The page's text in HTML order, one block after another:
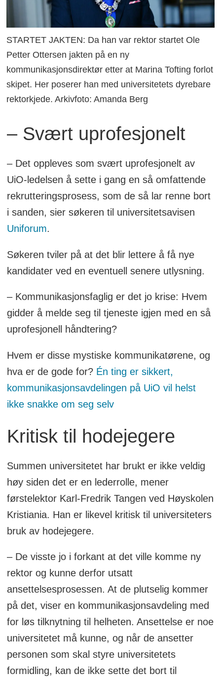
STARTET JAKTEN: Da han var rektor startet Ole
Petter Ottersen jakten på en ny
kommunikasjonsdirektør etter at Marina Tofting forlot
skipet. Her poserer han med universitetets dyrebare
rektorkjede. Arkivfoto: Amanda Berg
– Svært uprofesjonelt
– Det oppleves som svært uprofesjonelt av
UiO-ledelsen å sette i gang en så omfattende
rekrutteringsprosess, som de så lar renne bort
i sanden, sier søkeren til universitetsavisen
Uniforum.
Søkeren tviler på at det blir lettere å få nye
kandidater ved en eventuell senere utlysning.
– Kommunikasjonsfaglig er det jo krise: Hvem
gidder å melde seg til tjeneste igjen med en så
uprofesjonell håndtering?
Hvem er disse mystiske kommunikatørene, og
hva er de gode for? Én ting er sikkert,
kommunikasjonsavdelingen på UiO vil helst
ikke snakke om seg selv
Kritisk til hodejegere
Summen universitetet har brukt er ikke veldig
høy siden det er en lederrolle, mener
førstelektor Karl-Fredrik Tangen ved Høyskolen
Kristiania. Han er likevel kritisk til universiteters
bruk av hodejegere.
– De visste jo i forkant at det ville komme ny
rektor og kunne derfor utsatt
ansettelsesprosessen. At de plutselig kommer
på det, viser en kommunikasjonsavdeling med
for løs tilknytning til helheten. Ansettelse er noe
universitetet må kunne, og når de ansetter
personen som skal styre universitetets
formidling, kan de ikke sette det bort til